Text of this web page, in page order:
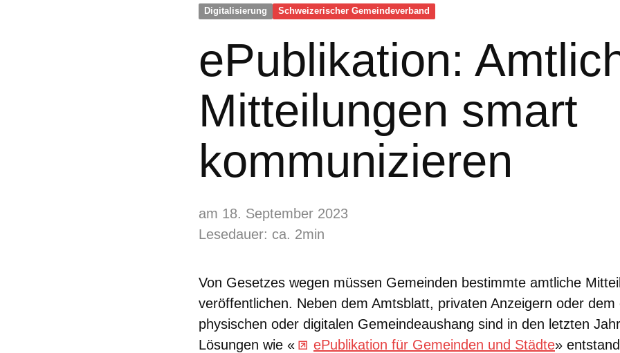
Digitalisierung Schweizerischer Gemeinde­verband
ePublikation:
Mitteilungen smart
kommunizieren
am 18. September 2023
Lesedauer: ca. 2min
Von Gesetzes wegen müssen Gemeinden bestimmte amtliche
veröffentlichen. Neben dem Amtsblatt, privaten Anzeigern oder dem
physischen oder digitalen Gemeindeaushang sind in den letzten
Lösungen wie «
ePublikation für Gemeinden und Städte»